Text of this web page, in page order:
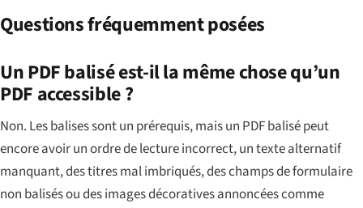
Questions fréquemment posées
Un PDF balisé est-il la même chose qu’un
PDF accessible ?
Non. Les balises sont un prérequis, mais un PDF balisé peut
encore avoir un ordre de lecture incorrect, un texte alternatif
manquant, des titres mal imbriqués, des champs de formulaire
non balisés ou des images décoratives annoncées comme